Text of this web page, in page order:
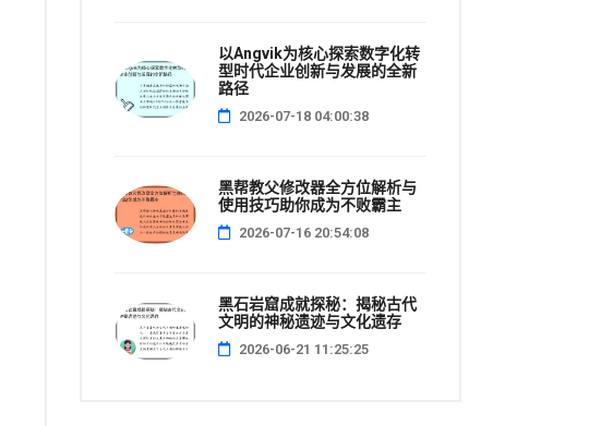
以Angvik为核心探索数字化转
型时代企业创新与发展的全新
路径
2026-07-18 04:00:38
黑帮教父修改器全方位解析与
使用技巧助你成为不败霸主
2026-07-16 20:54:08
黑石岩窟成就探秘：揭秘古代
文明的神秘遗迹与文化遗存
2026-06-21 11:25:25